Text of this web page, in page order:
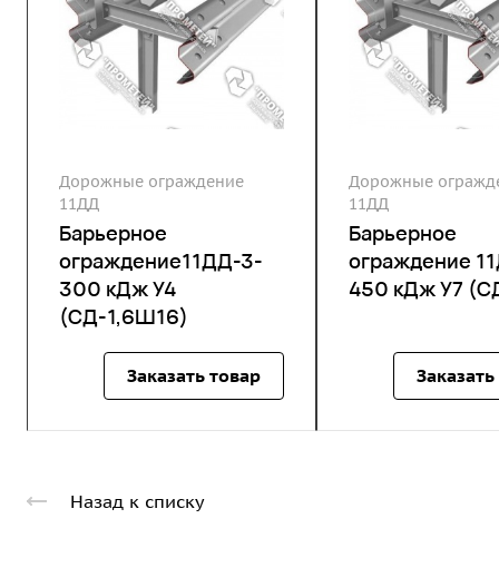
Дорожные ограждение
11ДД
Барьерное
ограждение11ДД-3-
300 кДж У4
(СД-1,6Ш16)
Заказать товар
Дорожные
11ДД
Барьерное
ограждение
450 кДж У7
Назад к списку